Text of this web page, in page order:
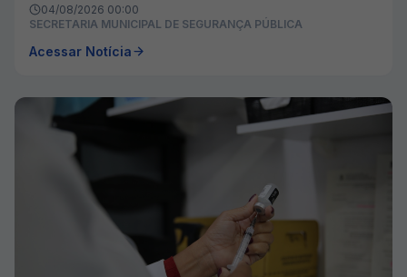
04/08/2026 00:00
SECRETARIA MUNICIPAL DE SEGURANÇA PÚBLICA
Acessar Notícia